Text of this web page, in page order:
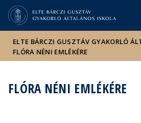
ELTE BÁRCZI GUSZTÁV GYAKORLÓ
FLÓRA NÉNI EMLÉKÉRE
FLÓRA NÉNI EMLÉKÉRE